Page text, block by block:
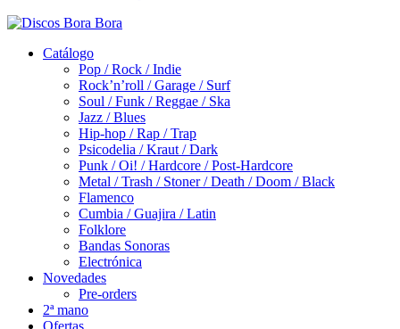
Catálogo
Pop / Rock / Indie
Rock’n’roll / Garage / Surf
Soul / Funk / Reggae / Ska
Jazz / Blues
Hip-hop / Rap / Trap
Psicodelia / Kraut / Dark
Punk / Oi! / Hardcore / Post-Hardcore
Metal / Trash / Stoner / Death / Doom / Black
Flamenco
Cumbia / Guajira / Latin
Folklore
Bandas Sonoras
Electrónica
Novedades
Pre-orders
2ª mano
Ofertas